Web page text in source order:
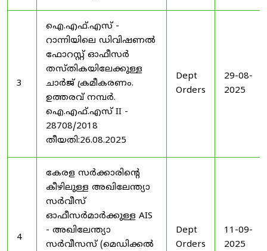
3
ഐ.എഫ്.എസ് -
റാന്നിയിലെ ഡിവിഷണൽ
ഫോറസ്റ്റ് ഓഫീസർ
തസ്തികയിലേക്കുള്ള
ചാർജ് ക്രമീകരണം.
ഉത്തരവ് നമ്പർ.
ഐ.എഫ്.എസ് II -
28708/2018
തീയതി:26.08.2025
Dept
Orders
29-08-
2025
4
കേരള സർക്കാരിന്റെ
കീഴിലുള്ള അഖിലേന്ത്യാ
സർവീസ്
ഓഫീസർമാർക്കുള്ള AIS
- അഖിലേന്ത്യാ
സർവീസസ് (മെഡിക്കൽ
Dept
Orders
11-09-
2025